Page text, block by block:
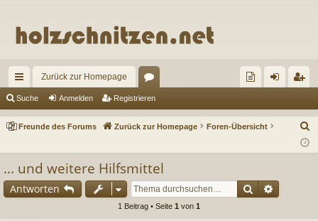
ch
ne
riff
Zurück zur Homepage
or
en un
s
m
n
ist
rie
Suche Anmelden Registrieren
Freunde des Forums Zurück zur Homepage Foren-Übersicht
... und weitere Hilfsmittel
Antworten Suche
1 Beitrag • Seite 1 von 1